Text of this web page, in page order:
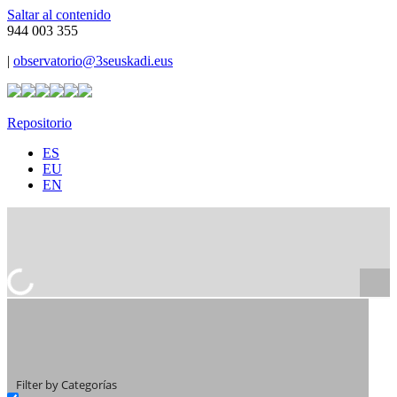
Saltar al contenido
944 003 355
| observatorio@3seuskadi.eus
Repositorio
ES
EU
EN
Filter by Categorías